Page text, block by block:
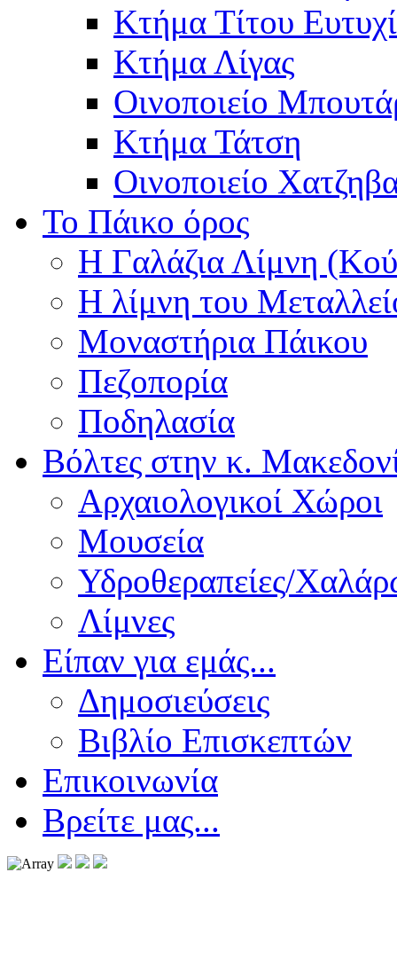
Κτήμα Τίτου
Κτήμα Λίγας
Οινοποιείο
Κτήμα Τάτση
Οινοποιείο
Το Πάικο όρος
Η Γαλάζια Λίμνη
Η λίμνη του
Μοναστήρια Πάικου
Πεζοπορία
Ποδηλασία
Βόλτες στην κ.
Αρχαιολογικοί Χώροι
Μουσεία
Υδροθεραπείες/
Λίμνες
Είπαν για εμάς...
Δημοσιεύσεις
Βιβλίο Επισκεπτών
Επικοινωνία
Βρείτε μας...